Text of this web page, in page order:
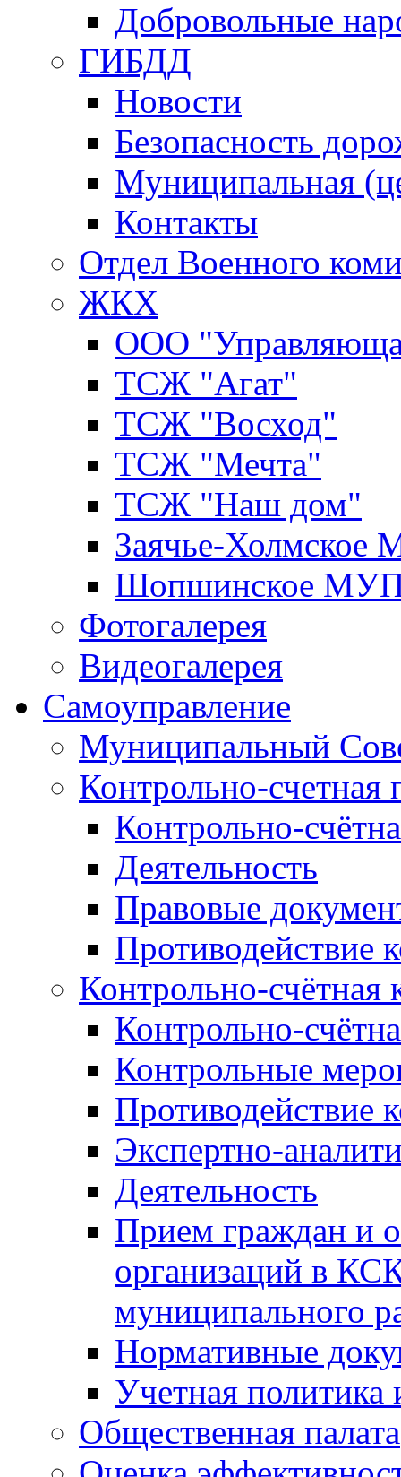
Добровольные
ГИБДД
Новости
Безопасность
Муниципальная
Контакты
Отдел Военного
ЖКХ
ООО
ТСЖ "Агат"
ТСЖ "Восход"
ТСЖ "Мечта"
ТСЖ "Наш дом"
Заячье-
Шопшинское
Фотогалерея
Видеогалерея
Самоуправление
Муниципальный
Контрольно-счетная
Контрольно-
Деятельность
Правовые
Противодействие
Контрольно-счётная
Контрольно-
Контрольные
Противодействие
Экспертно-
Деятельность
Прием граждан и
организаций в
муниципального
Нормативные
Учетная политика
Общественная палата